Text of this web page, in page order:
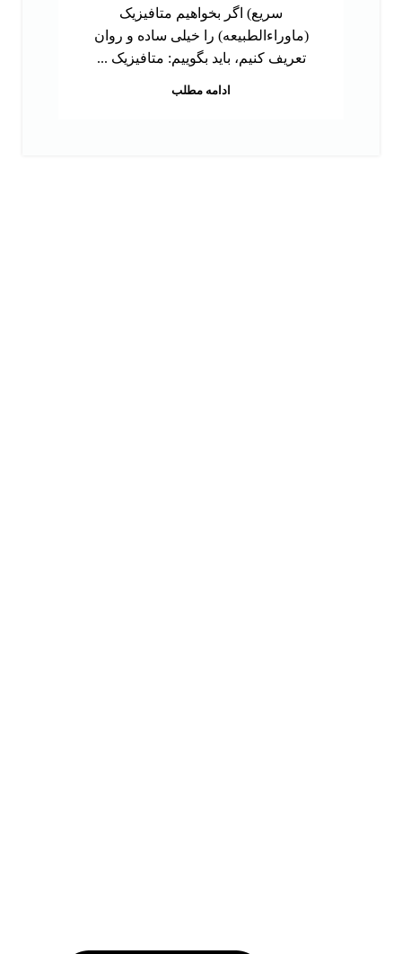
سریع) اگر بخواهیم متافیزیک
(ماوراءالطبیعه) را خیلی ساده و روان
تعریف کنیم، باید بگوییم: متافیزیک ...
ادامه مطلب